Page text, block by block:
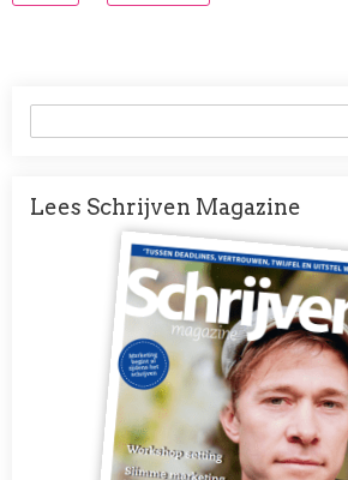
Lees Schrijven Magazine
Afbeelding